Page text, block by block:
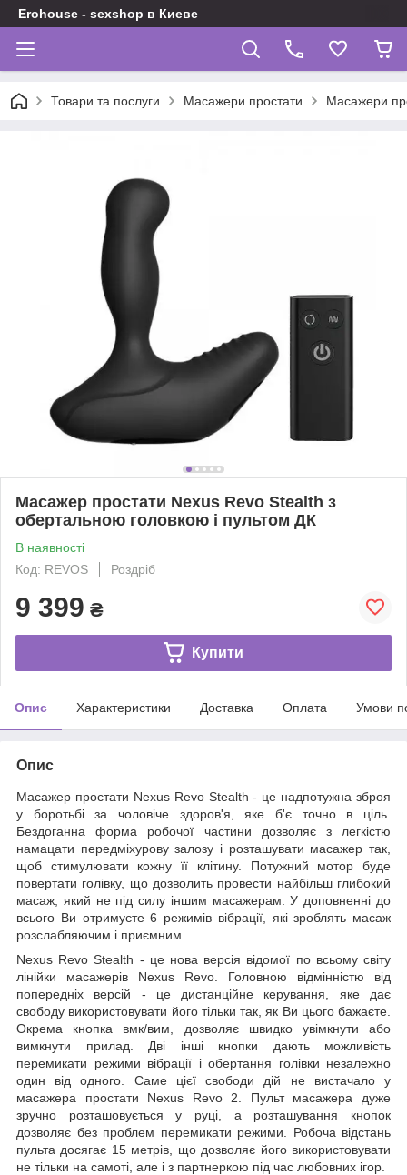
Erohouse - sexshop в Киеве
Товари та послуги Масажери простати Масажери
Масажер простати Nexus Revo Stealth з
обертальною головкою і пультом ДК
В наявності
Код: REVOS
Роздріб
9 399 ₴
Купити
Опис Характеристики Доставка Оплата Умови
Опис
Масажер простати Nexus Revo Stealth - це надпотужна зброя
у боротьбі за чоловіче здоров'я, яке б'є точно в ціль.
Бездоганна форма робочої частини дозволяє з легкістю
намацати передміхурову залозу і розташувати масажер так,
щоб стимулювати кожну її клітину. Потужний мотор буде
повертати голівку, що дозволить провести найбільш глибокий
масаж, який не під силу іншим масажерам. У доповненні до
всього Ви отримуєте 6 режимів вібрації, які зроблять масаж
розслабляючим і приємним.
Nexus Revo Stealth - це нова версія відомої по всьому світу
лінійки масажерів Nexus Revo. Головною відмінністю від
попередніх версій - це дистанційне керування, яке дає
свободу використовувати його тільки так, як Ви цього бажаєте.
Окрема кнопка вмк/вим, дозволяє швидко увімкнути або
вимкнути прилад. Дві інші кнопки дають можливість
перемикати режими вібрації і обертання голівки незалежно
один від одного. Саме цієї свободи дій не вистачало у
масажера простати Nexus Revo 2. Пульт масажера дуже
зручно розташовується у руці, а розташування кнопок
дозволяє без проблем перемикати режими. Робоча відстань
пульта досягає 15 метрів, що дозволяє його використовувати
не тільки на самоті, але і з партнеркою під час любовних ігор.